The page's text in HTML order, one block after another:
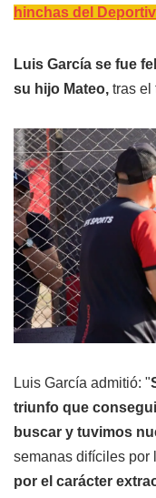
hinchas del
Luis García se fue
su hijo Mateo, tras el
Luis García admitió: "
triunfo que
buscar y tuvimos
semanas difíciles por
por el carácter